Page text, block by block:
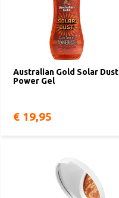
Australian Gold Solar Dust
Power Gel
€ 19,95